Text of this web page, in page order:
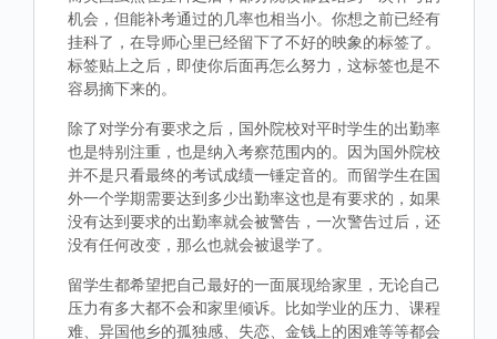
机会，但能补考通过的几率也相当小。你想之前已经有
挂科了，在导师心里已经留下了不好的映象的标签了。
标签贴上之后，即使你后面再怎么努力，这标签也是不
容易摘下来的。
除了对学分有要求之后，国外院校对平时学生的出勤率
也是特别注重，也是纳入考察范围内的。因为国外院校
并不是只看最终的考试成绩一锤定音的。而留学生在国
外一个学期需要达到多少出勤率这也是有要求的，如果
没有达到要求的出勤率就会被警告，一次警告过后，还
没有任何改变，那么也就会被退学了。
留学生都希望把自己最好的一面展现给家里，无论自己
压力有多大都不会和家里倾诉。比如学业的压力、课程
难、异国他乡的孤独感、失恋、金钱上的困难等等都会